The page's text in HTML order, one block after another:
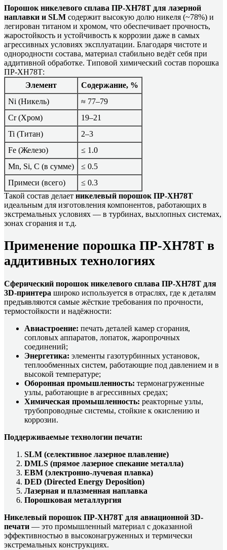
Порошок никелевого сплава ПР-ХН78Т для лазерной
наплавки и SLM содержит высокую долю никеля (~78%) и
легирован титаном и хромом, что обеспечивает прочность,
жаростойкость и устойчивость к коррозии даже в самых
агрессивных условиях эксплуатации. Благодаря чистоте и
однородности состава, материал стабильно ведёт себя при
аддитивной обработке. Типовой химический состав порошка
ПР-ХН78Т:
Элемент
Содержание, %
Ni (Никель)
≈ 77–79
Cr (Хром)
19–21
Ti (Титан)
2–3
Fe (Железо)
≤ 1.0
Mn, Si, C (в сумме)
≤ 0.5
Примеси (всего)
≤ 0.3
Такой состав делает никелевый порошок ПР-ХН78Т
идеальным для изготовления компонентов, работающих в
экстремальных условиях — в турбинах, выхлопных системах,
зонах сгорания и т.д.
Применение порошка ПР-ХН78Т в
аддитивных технологиях
Сферический порошок никелевого сплава ПР-ХН78Т для
3D-принтера широко используется в отраслях, где к деталям
предъявляются самые жёсткие требования по прочности,
термостойкости и надёжности:
Авиастроение: печать деталей камер сгорания,
сопловых аппаратов, лопаток, жаропрочных
соединений;
Энергетика: элементы газотурбинных установок,
теплообменных систем, работающие под давлением и в
высокой температуре;
Оборонная промышленность: термонагруженные
узлы, работающие в агрессивных средах;
Химическая промышленность: реакторные узлы,
трубопроводные системы, стойкие к окислению и
коррозии.
Поддерживаемые технологии печати:
SLM (селективное лазерное плавление)
DMLS (прямое лазерное спекание металла)
EBM (электронно-лучевая плавка)
DED (Directed Energy Deposition)
Лазерная и плазменная наплавка
Порошковая металлургия
Никелевый порошок ПР-ХН78Т для авиационной 3D-
печати — это промышленный материал с доказанной
эффективностью в высоконагруженных и термически
экстремальных конструкциях.